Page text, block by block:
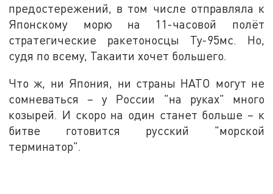
предостережений, в том числе отправляла к
Японскому морю на 11-часовой полёт
стратегические ракетоносцы Ту-95мс. Но,
судя по всему, Такаити хочет большего.
Что ж, ни Япония, ни страны НАТО могут не
сомневаться – у России "на руках" много
козырей. И скоро на один станет больше – к
битве готовится русский "морской
терминатор".